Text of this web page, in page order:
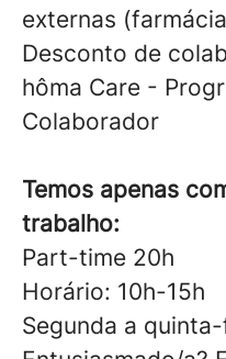
externas
Desconto de
hôma Care -
Colaborador
Temos apenas
trabalho:
Part-time 20h
Horário: 10h-15h
Segunda a